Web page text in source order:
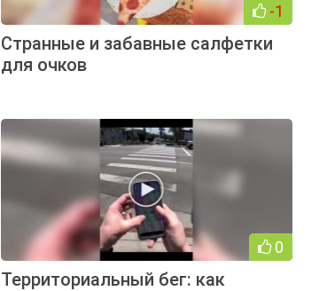
-1
Странные и забавные салфетки
для очков
0
Территориальный бег: как